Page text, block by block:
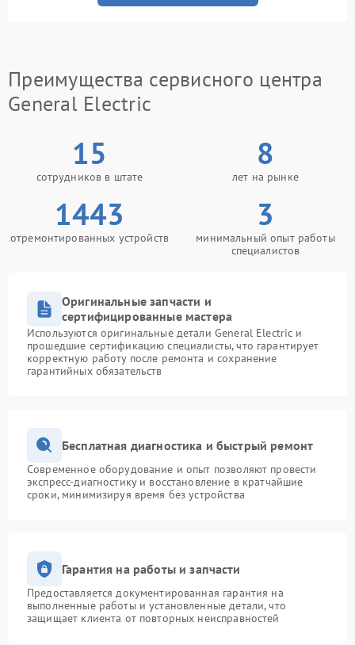
Преимущества сервисного центра
General Electric
15
сотрудников в штате
8
лет на рынке
1443
отремонтированных устройств
3
минимальный опыт работы
специалистов
Оригинальные запчасти и
сертифицированные мастера
Используются оригинальные детали General Electric и
прошедшие сертификацию специалисты, что гарантирует
корректную работу после ремонта и сохранение
гарантийных обязательств
Бесплатная диагностика и быстрый ремонт
Современное оборудование и опыт позволяют провести
экспресс-диагностику и восстановление в кратчайшие
сроки, минимизируя время без устройства
Гарантия на работы и запчасти
Предоставляется документированная гарантия на
выполненные работы и установленные детали, что
защищает клиента от повторных неисправностей